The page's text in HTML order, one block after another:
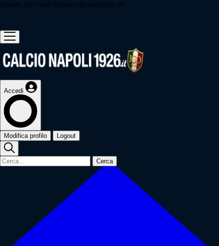
Questo sito contribuisce alla audience de
Accedi
Modifica profilo Logout
Cerca